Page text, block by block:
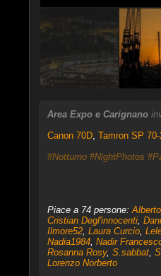
Area Expo e Carignano
Canon 70D, Tamron SP
#Notturno #NightPhotos
Piace a 74 persone:
Cristian Degl'innocenti,
Ilmore52, Laura Curcio,
Nadia1984, Nadir
Rosanna Rosy, S.sabbat,
Lorenzo Norberto